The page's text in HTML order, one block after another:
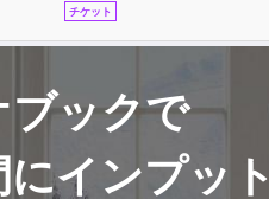
チケット
ブックで
インプット